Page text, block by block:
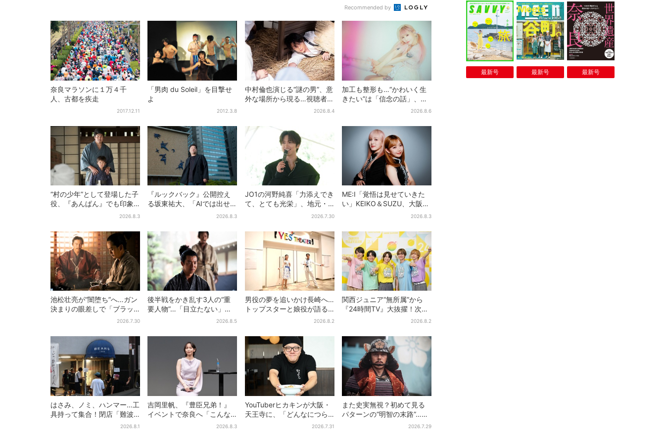
Recommended by
奈良マラソンに１万４千
人、古都を疾走
2017.12.11
「男肉 du Soleil」を目撃せ
よ
2012.3.8
中村倫也演じる“謎の男”、意
外な場所から現る…視聴者歓
喜「こんな登場シーンと2026.8.4
加工も整形も…“かわいく生
きたい”は「信念の話」、大
森靖子が新作に込めた思い
2026.8.6
“村の少年”として登場した子
役、『あんぱん』でも印象
的だった…視聴者驚き「どう
2026.8.3
『ルックバック』公開控え
る坂東祐大、「AIでは出せ
ない質感がある」映画音楽
2026.8.3
JO1の河野純喜「力添えでき
て、とても光栄」、地元・
奈良へ凱旋！学生時代の思
2026.7.30
ME:I「覚悟は見せていきた
い」KEIKO＆SUZU、大阪で
語る…“日プ女子”からの3年
2026.8.3
池松壮亮が“闇堕ち”へ…ガン
決まりの眼差しで「ブラッ
ク秀吉がログイン」【豊臣
2026.7.30
後半戦をかき乱す3人の“重
要人物”…「目立たない」主
人公・仲野太賀も、モブキ
2026.8.5
男役の夢を追いかけ長崎へ…
トップスターと娘役が語る
「ハウステンボス歌劇団」
2026.8.2
関西ジュニア“無所属”から
『24時間TV』大抜擢！次世
代スターと期待「まさか僕
2026.8.2
はさみ、ノミ、ハンマー…工
具持って集合！閉店「難波
ベアーズ」最終日400人超…
2026.8.1
吉岡里帆、『豊臣兄弟！』
イベントで奈良へ「こんな
に楽しんでもらえてうれし
2026.8.3
YouTuberヒカキンが大阪・
天王寺に、「どんなにつら
い時でも…」ラーメン愛＆兄
2026.7.31
また史実無視？初めて見る
パターンの“明智の末路”…実
は、ありえなくもない！？
2026.7.29
最新号 最新号 最新号